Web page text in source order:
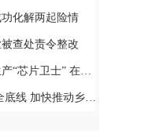
化解两起险情
查处责令整改
导体红海中搏出“隐形冠军”
快推动乡村全面振兴